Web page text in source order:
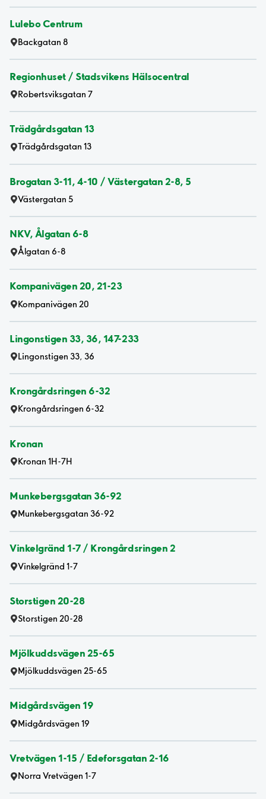
Lulebo Centrum
Backgatan 8
Regionhuset / Stadsvikens Hälsocentral
Robertsviksgatan 7
Trädgårdsgatan 13
Trädgårdsgatan 13
Brogatan 3-11, 4-10 / Västergatan 2-8, 5
Västergatan 5
NKV, Ålgatan 6-8
Ålgatan 6-8
Kompanivägen 20, 21-23
Kompanivägen 20
Lingonstigen 33, 36, 147-233
Lingonstigen 33, 36
Krongårdsringen 6-32
Krongårdsringen 6-32
Kronan
Kronan 1H-7H
Munkebergsgatan 36-92
Munkebergsgatan 36-92
Vinkelgränd 1-7 / Krongårdsringen 2
Vinkelgränd 1-7
Storstigen 20-28
Storstigen 20-28
Mjölkuddsvägen 25-65
Mjölkuddsvägen 25-65
Midgårdsvägen 19
Midgårdsvägen 19
Vretvägen 1-15 / Edeforsgatan 2-16
Norra Vretvägen 1-7